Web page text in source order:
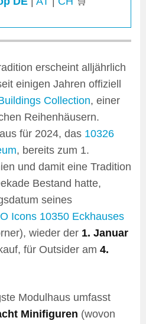
erscheint alljährlich
einigen Jahren offiziell
Collection, einer
Reihenhäusern.
für 2024, das 10326
, bereits zum 1.
und damit eine Tradition
Bestand hatte,
seines
Icons 10350 Eckhauses
wieder der 1. Januar
für Outsider am 4.
Modulhaus umfasst
Minifiguren (wovon